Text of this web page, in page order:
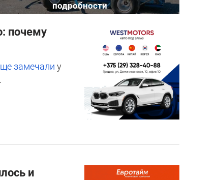
подробности
почему
замечали у
и